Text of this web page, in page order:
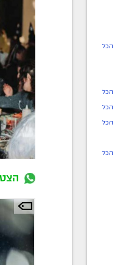
הכל
הכל
הכל
הכל
הכל